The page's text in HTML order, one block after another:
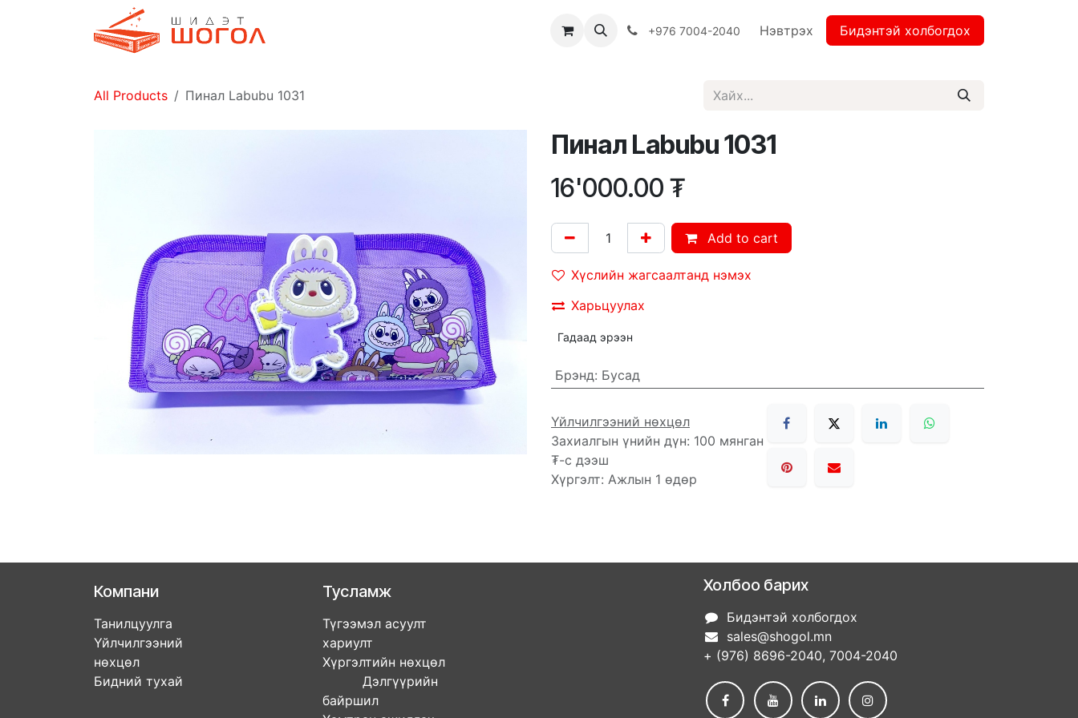
Хямдрал ♻️ Эко шогол+976 7004-2040 Нэвтрэх Бидэнтэй холбогдох
All Products Пинал Labubu 1031
Пинал Labubu 1031
16'000.00 ₮
Add to cart
Хүслийн жагсаалтанд нэмэх
Харьцуулах
Гадаад эрээн
Брэнд: Бусад
Үйлчилгээний нөхцөл
Захиалгын үнийн дүн: 100 мянган
₮-с дээш
Хүргэлт: Ажлын 1 өдөр
Компани
Танилцуулга
Үйлчилгээний
нөхцөл
Бидний тухай
Тусламж
Түгээмэл асуулт
хариулт
Хүргэлтийн нөхцөл
Дэлгүүрийн
байршил
Холбоо барих
Бидэнтэй холбогдох
sales@shogol.mn
+ (976) 8696-2040, 7004-2040